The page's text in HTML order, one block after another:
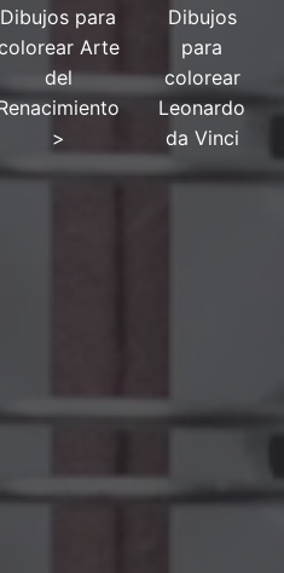
Dibujos para
Arte
del
>
Dibujos
para
colorear
Leonardo
da Vinci